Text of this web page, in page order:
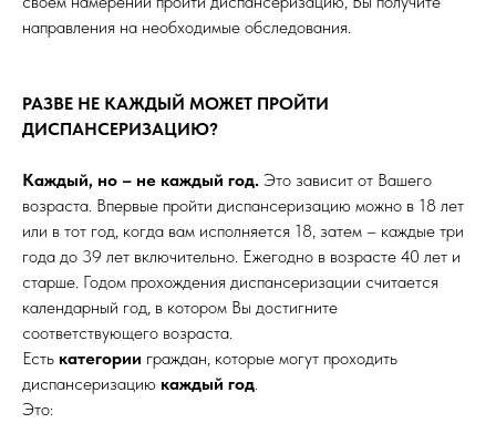
направления на необходимые обследования.
РАЗВЕ НЕ КАЖДЫЙ МОЖЕТ ПРОЙТИ
ДИСПАНСЕРИЗАЦИЮ?
Каждый, но – не каждый год. Это зависит от Вашего
возраста. Впервые пройти диспансеризацию можно в 18 лет
или в тот год, когда вам исполняется 18, затем – каждые три
года до 39 лет включительно. Ежегодно в возрасте 40 лет и
старше. Годом прохождения диспансеризации считается
календарный год, в котором Вы достигните
соответствующего возраста.
Есть категории граждан, которые могут проходить
диспансеризацию каждый год.
Это: